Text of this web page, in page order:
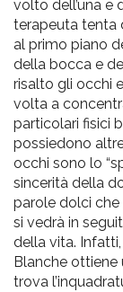
volto dell’una e
terapeuta tenta
al primo piano
della bocca e
risalto gli occhi
volta a
particolari fisici
possiedono
occhi sono lo
sincerità della
parole dolci
si vedrà in
della vita.
Blanche ottiene
trova